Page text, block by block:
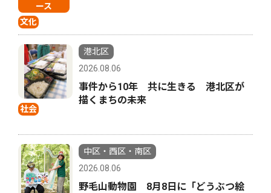
ース
文化
社会
港北区
2026.08.06
事件から10年 共に生きる 港北区が
描くまちの未来
中区・西区・南区
2026.08.06
野毛山動物園 8月8日に「どうぶつ絵